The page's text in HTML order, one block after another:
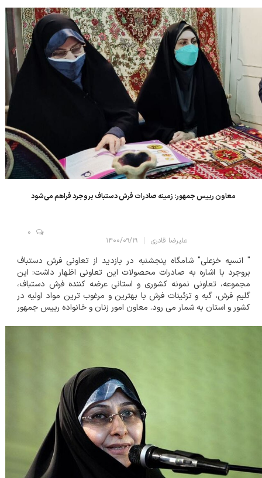
میلیون فرش در...
معاون رییس جمهور: زمینه صادرات فرش دستباف بروجرد فراهم می‌شود
علیرضا قادری ۱۴۰۰/۰۹/۱۹
0
" انسیه خزعلی" شامگاه پنجشنبه در بازدید از تعاونی فرش دستباف
بروجرد با اشاره به صادرات محصولات این تعاونی اظهار داشت: این
مجموعه، تعاونی نمونه کشوری و استانی عرضه کننده فرش دستباف،
گلیم فرش، گبه و تزئینات فرش با بهترین و مرغوب ترین مواد اولیه در
کشور و استان به شمار می رود. معاون امور زنان و خانواده رییس جمهور